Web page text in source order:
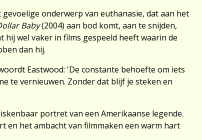
onderwerp van euthanasie, dat aan het
Baby(2004) aan bod komt, aan te snijden,
wel vaker in films gespeeld heeft waarin de
dan hij.
Eastwood: 'De constante behoefte om iets
te vernieuwen. Zonder dat blijf je steken en
portret van een Amerikaanse legende.
en het ambacht van filmmaken een warm hart